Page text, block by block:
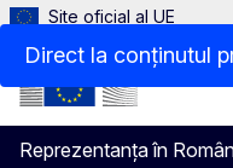
Direct la conținutul
Site oficial al UE
Reprezentanța în
Menu